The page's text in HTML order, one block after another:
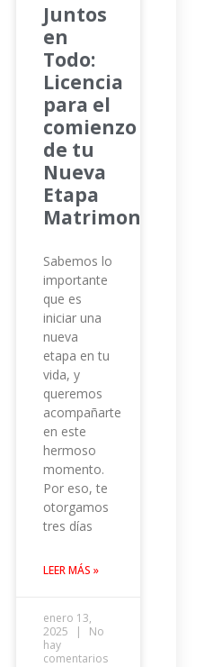
Juntos
en
Todo:
Licencia
para el
comienzo
de tu
Nueva
Etapa
Matrimonial
Sabemos lo
importante
que es
iniciar una
nueva
etapa en tu
vida, y
queremos
acompañarte
en este
hermoso
momento.
Por eso, te
otorgamos
tres días
LEER MÁS »
enero 13,
2025
No
hay
comentarios